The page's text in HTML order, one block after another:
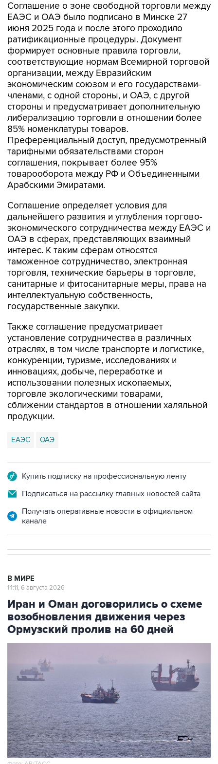
Соглашение о зоне свободной торговли между
ЕАЭС и ОАЭ было подписано в Минске 27
июня 2025 года и после этого проходило
ратификационные процедуры. Документ
формирует основные правила торговли,
соответствующие нормам Всемирной торговой
организации, между Евразийским
экономическим союзом и его государствами-
членами, с одной стороны, и ОАЭ, с другой
стороны и предусматривает дополнительную
либерализацию торговли в отношении более
85% номенклатуры товаров.
Преференциальный доступ, предусмотренный
тарифными обязательствами сторон
соглашения, покрывает более 95%
товарооборота между РФ и Объединенными
Арабскими Эмиратами.
Соглашение определяет условия для
дальнейшего развития и углубления торгово-
экономического сотрудничества между ЕАЭС и
ОАЭ в сферах, представляющих взаимный
интерес. К таким сферам относятся
таможенное сотрудничество, электронная
торговля, технические барьеры в торговле,
санитарные и фитосанитарные меры, права на
интеллектуальную собственность,
государственные закупки.
Также соглашение предусматривает
установление сотрудничества в различных
отраслях, в том числе транспорте и логистике,
конкуренции, туризме, исследованиях и
инновациях, добыче, переработке и
использовании полезных ископаемых,
торговле экологическими товарами,
сближении стандартов в отношении халяльной
продукции.
ЕАЭС ОАЭ
Купить подписку на профессиональную ленту
Подписаться на рассылку главных новостей сайта
Получать оперативные новости в официальном
канале
В МИРЕ
14:11, 6 августа 2026
Иран и Оман договорились о схеме
возобновления движения через
Ормузский пролив на 60 дней